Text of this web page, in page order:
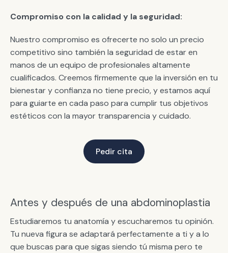
Compromiso con la calidad y la seguridad:
Nuestro compromiso es ofrecerte no solo un precio
competitivo sino también la seguridad de estar en
manos de un equipo de profesionales altamente
cualificados. Creemos firmemente que la inversión en tu
bienestar y confianza no tiene precio, y estamos aquí
para guiarte en cada paso para cumplir tus objetivos
estéticos con la mayor transparencia y cuidado.
Pedir cita
Antes y después de una abdominoplastia
Estudiaremos tu anatomía y escucharemos tu opinión.
Tu nueva figura se adaptará perfectamente a ti y a lo
que buscas para que sigas siendo tú misma pero te